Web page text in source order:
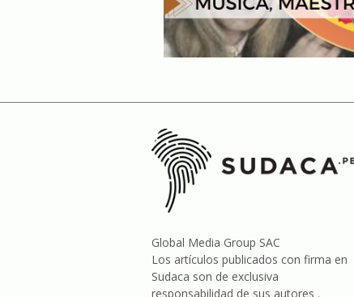
Global Media Group SAC
Los artículos publicados con firma en
Sudaca son de exclusiva
responsabilidad de sus autores .